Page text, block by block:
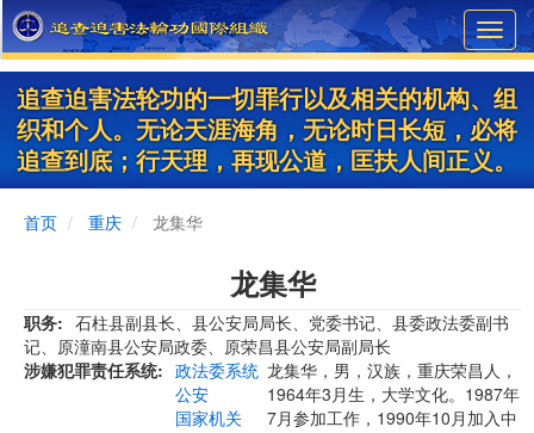
Skip
to
main
content
追查迫害法轮功的一切罪行以及相关的机构、组
织和个人。无论天涯海角，无论时日长短，必将
追查到底；行天理，再现公道，匡扶人间正义。
首页 重庆 龙集华
龙集华
职务
石柱县副县长、县公安局局长、党委书记、县委政法委副书
记、原潼南县公安局政委、原荣昌县公安局副局长
涉嫌犯罪责任系统
政法委系统
公安
国家机关
龙集华，男，汉族，重庆荣昌人，
1964年3月生，大学文化。1987年
7月参加工作，1990年10月加入中